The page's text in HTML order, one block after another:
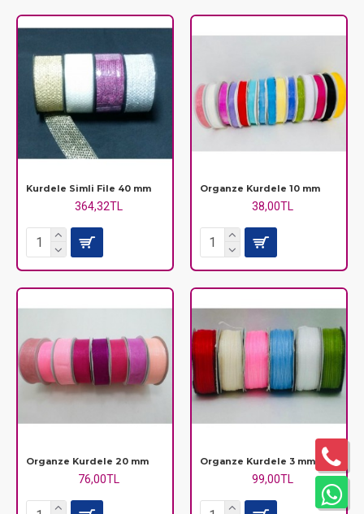
Kurdele Simli File 40 mm
364,32TL
Organze Kurdele 10 mm
38,00TL
Organze Kurdele 20 mm
76,00TL
Organze Kurdele 3 mm
99,00TL